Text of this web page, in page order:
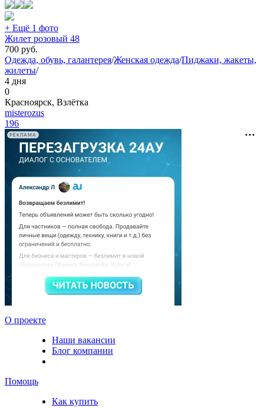
+ Ещё 1 фото
Жилет розовый 48
700 руб.
Одежда, обувь, галантерея/Женская одежда/Пиджаки, жакеты,
жилеты/
4 дня
0
Красноярск, Взлётка
misterozus
196
РЕКЛАМА
О проекте
Наши вакансии
Блог компании
Помощь
Как купить